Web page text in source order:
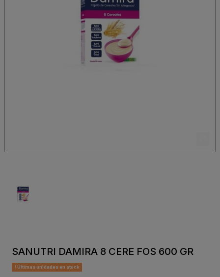
SANUTRI DAMIRA 8 CERE FOS 600 GR
Últimas unidades en stock